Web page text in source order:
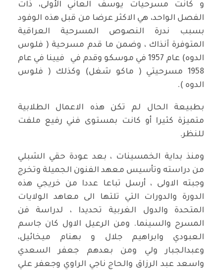
و كانت مسرحيات يوسف العاني الأولى، ذات
الفصل الواحد، هي الاكثر عرضا من قبل هذه الوفود
بسبب ندرة النصوص المسرحية العراقية
المتوفرة آنذاك ، وضمن ما قدم مسرحية ( فلوس
الدوه) عام 1957 في موسكو وقدم في فيينا في عام
1958 مسرحيتي ( ماكو شغل) وكذلك ( فلوس
الدوه ).
بطبيعة الحال لم تكن هذه الاعمال الطلابية
متميزة كثيرا أو كانت بمستوى فني رفيع ملفت
للنظر.
ومنذ بداية الخمسينات ، بعد عودة حقي الشبلي
من دراسته وتأسيس معهد الفنون الجميلة وتخرج
وجبته الاولى ، أرسل تباعا عددا من خريجي هذه
الدورة والدورات التي تلتها الى معاهد الولايات
المتحدة والدول الغربية تحديدا ، لدراسة فن
المسرح والسينما. ومن الرعيل الاول كان جاسم
العبودي وابراهيم جلال و بهنام ميخائيل،
وعبدالجبار ولي ومن بعدهم جعفر السعدي
واسعد عبد الرزاق والحاج ناجي الراوي وجعفر علي